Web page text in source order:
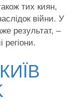
тих киян,
війни. У
результат, –